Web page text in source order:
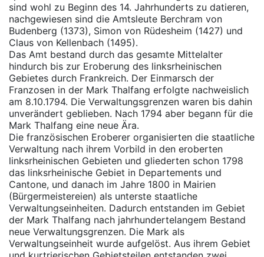
sind wohl zu Beginn des 14. Jahrhunderts zu datieren,
nachgewiesen sind die Amtsleute Berchram von
Budenberg (1373), Simon von Rüdesheim (1427) und
Claus von Kellenbach (1495).
Das Amt bestand durch das gesamte Mittelalter
hindurch bis zur Eroberung des linksrheinischen
Gebietes durch Frankreich. Der Einmarsch der
Franzosen in der Mark Thalfang erfolgte nachweislich
am 8.10.1794. Die Verwaltungsgrenzen waren bis dahin
unverändert geblieben. Nach 1794 aber begann für die
Mark Thalfang eine neue Ära.
Die französischen Eroberer organisierten die staatliche
Verwaltung nach ihrem Vorbild in den eroberten
linksrheinischen Gebieten und gliederten schon 1798
das linksrheinische Gebiet in Departements und
Cantone, und danach im Jahre 1800 in Mairien
(Bürgermeistereien) als unterste staatliche
Verwaltungseinheiten. Dadurch entstanden im Gebiet
der Mark Thalfang nach jahrhundertelangem Bestand
neue Verwaltungsgrenzen. Die Mark als
Verwaltungseinheit wurde aufgelöst. Aus ihrem Gebiet